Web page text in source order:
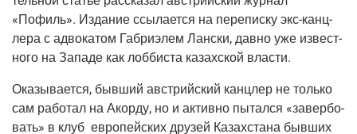
«Пофиль». Изда­ние ссы­ла­ет­ся на пере­пис­ку экс-канц­
ле­ра с адво­ка­том Габ­ри­элем Лан­ски, дав­но уже извест­
но­го на Запа­де как лоб­би­ста казах­ской власти.
Ока­зы­ва­ет­ся, быв­ший австрий­ский канц­лер не толь­ко
сам рабо­тал на Акор­ду, но и актив­но пытал­ся «завер­бо­
вать» в клуб евро­пей­ских дру­зей Казах­ста­на быв­ших